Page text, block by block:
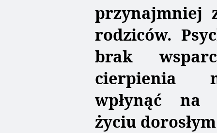
przynajmniej
rodziców.
brak
cierpienia
wpłynąć na
życiu